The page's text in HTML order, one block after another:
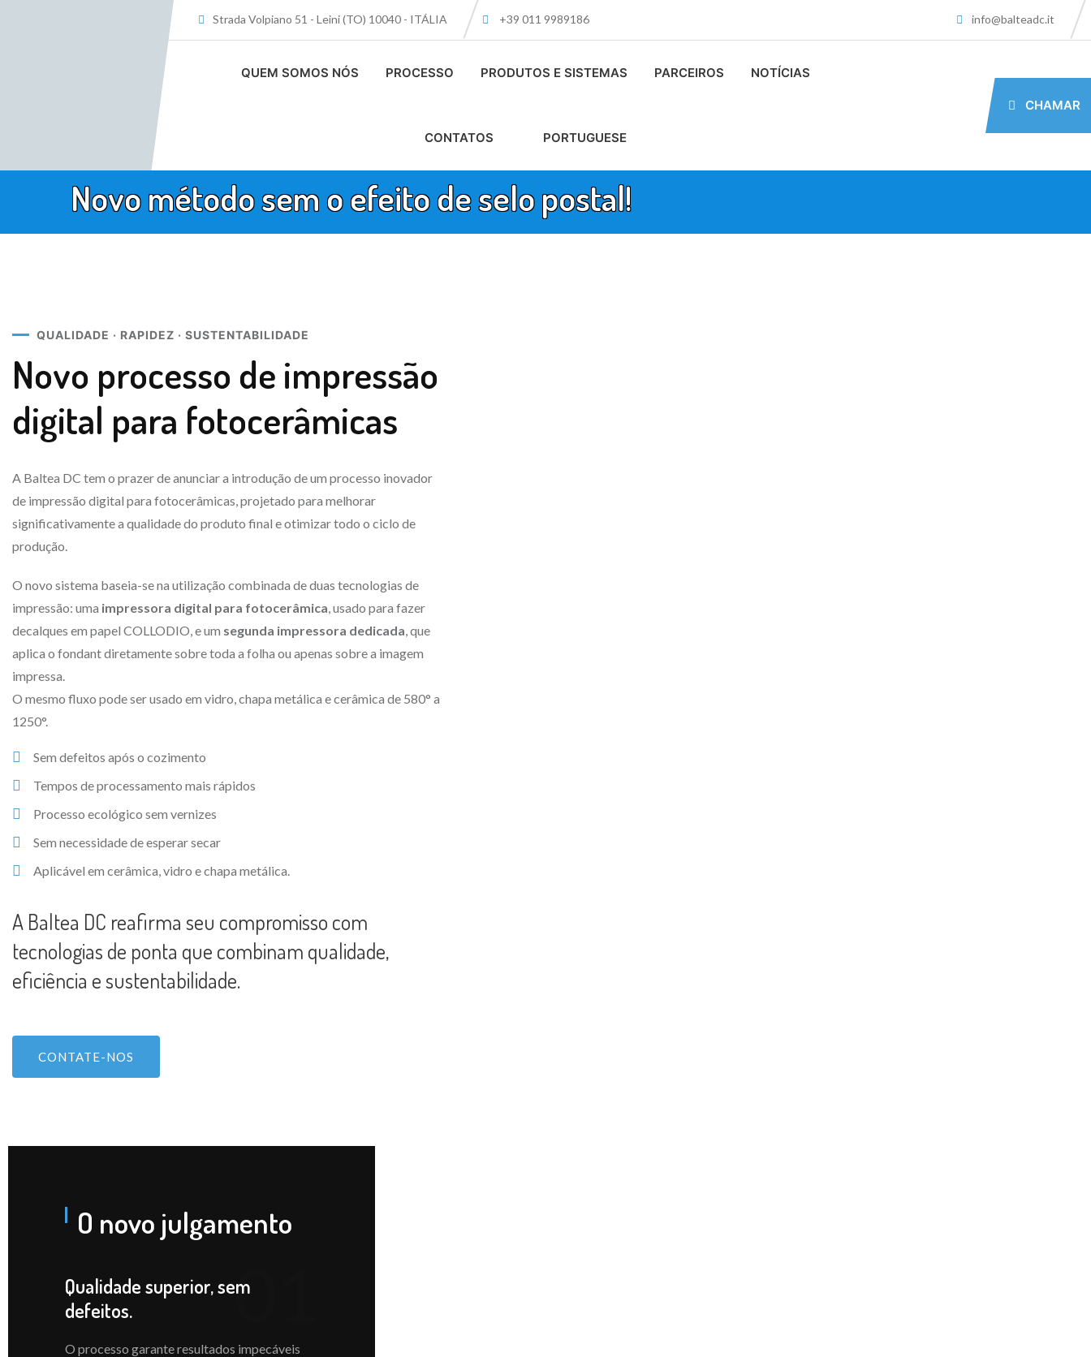
Strada Volpiano 51 - Leini (TO) 10040 - ITÁLIA +39 011 9989186 info@balteadc.it
QUEM SOMOS NÓS PROCESSO PRODUTOS E SISTEMAS PARCEIROS NOTÍCIAS
CONTATOS PORTUGUESE
CHAMAR
Novo método sem o efeito de selo postal!
QUALIDADE · RAPIDEZ · SUSTENTABILIDADE
Novo processo de impressão
digital para fotocerâmicas
A Baltea DC tem o prazer de anunciar a introdução de um processo inovador
de impressão digital para fotocerâmicas, projetado para melhorar
significativamente a qualidade do produto final e otimizar todo o ciclo de
produção.
O novo sistema baseia-se na utilização combinada de duas tecnologias de
impressão: uma impressora digital para fotocerâmica, usado para fazer
decalques em papel COLLODIO, e um segunda impressora dedicada, que
aplica o fondant diretamente sobre toda a folha ou apenas sobre a imagem
impressa.
O mesmo fluxo pode ser usado em vidro, chapa metálica e cerâmica de 580° a
1250°.
Sem defeitos após o cozimento
Tempos de processamento mais rápidos
Processo ecológico sem vernizes
Sem necessidade de esperar secar
Aplicável em cerâmica, vidro e chapa metálica.
A Baltea DC reafirma seu compromisso com
tecnologias de ponta que combinam qualidade,
eficiência e sustentabilidade.
CONTATE-NOS
O novo julgamento
Qualidade superior, sem
defeitos.
01
O processo garante resultados impecáveis